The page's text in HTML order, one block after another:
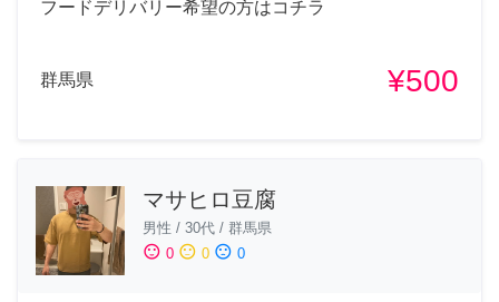
フードデリバリー希望の方はコチラ
群馬県 ¥500
マサヒロ豆腐
男性 / 30代 / 群馬県
sentiment_satisfied 0 sentiment_neutral 0 sentiment_dissatisfied 0